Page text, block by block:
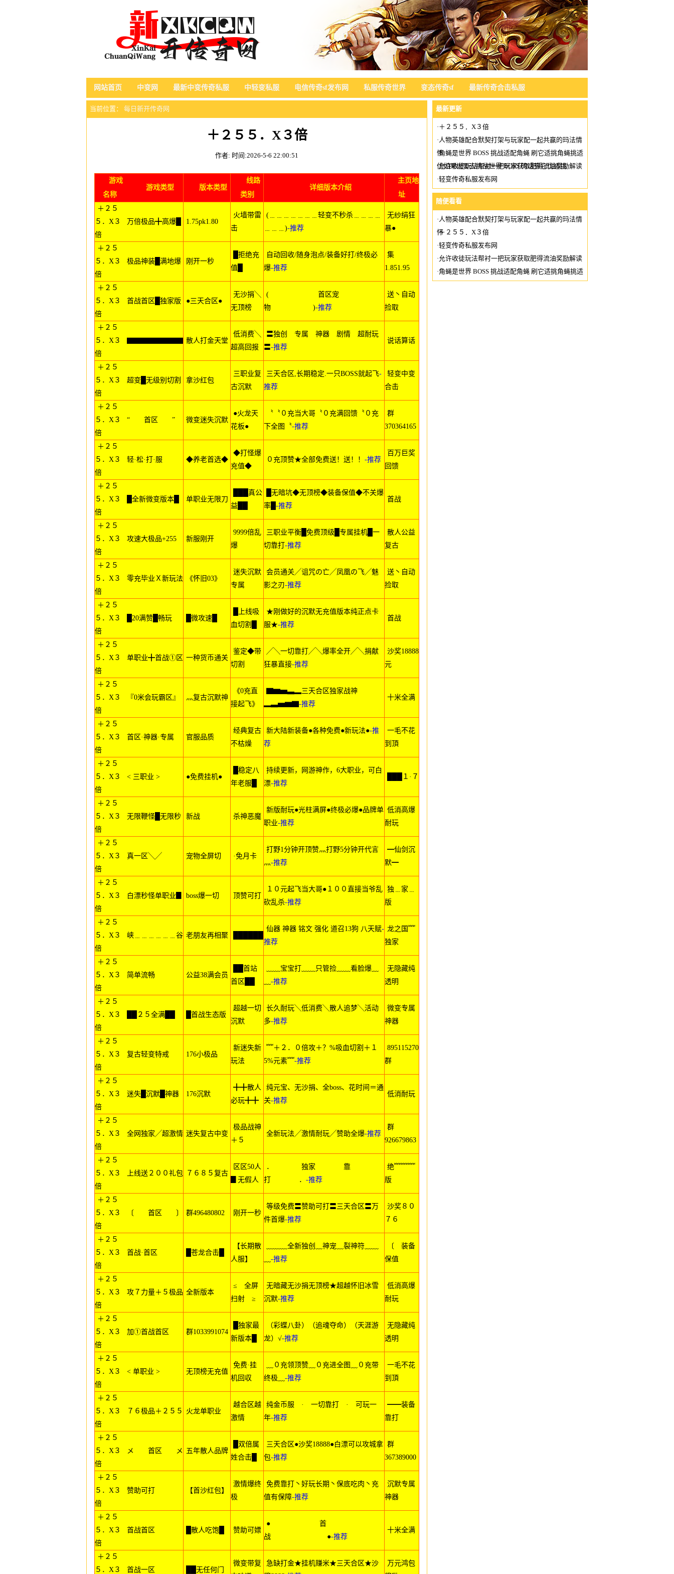
网站首页 中变网 最新中变传奇私服 中轻变私服 电信传奇sf发布网 私服传奇世界 变态传奇sf 最新传奇合击私服
当前位置： 每日新开传奇网
＋２５５．X３倍
作者: 时间:2026-5-6 22:00:51
游戏
名称
游戏类型 版本类型
线路
类别
详细版本介绍
主页地
址
＋２５
５．X３
倍
万倍极品╋高爆█ 1.75pk1.80
火墙带雷
击
(﹍﹍﹍﹍﹍﹍﹍轻变不秒杀﹍﹍﹍﹍
﹍﹍﹍)-推荐
无纱绢狂
暴●
＋２５
５．X３
倍
极品神装█满地爆 刚开一秒
█拒绝充
值█
自动回收/随身泡点/装备好打/终极必
爆-推荐
集
1.851.95
＋２５
５．X３
倍
首战首区█独家版 ●三天合区●
无沙捐╲
无顶榜
( 首区宠
物 )-推荐
送丶自动
捡取
＋２５
５．X３
倍
散人打金天堂
低消费╲
超高回报
〓独创 专属 神器 剧情 超耐玩
〓-推荐
说话算话
＋２５
５．X３
倍
超变█无级别切割 拿沙红包
三职业复
古沉默
三天合区,长期稳定.一只BOSS就起飞-
推荐
轻变中变
合击
＋２５
５．X３
倍
“ 首区 ” 微变迷失沉默
●火龙天
花板●
〝〝０充当大哥〝０充满回馈〝０充
下全图〝-推荐
群
370364165
＋２５
５．X３
倍
轻·松·打·服 ◆养老首选◆
◆打怪爆
充值◆
０充顶赞★全部免费送！送！！ -推荐
百万巨奖
回馈
＋２５
５．X３
倍
█全新微变版本█ 单职业无限刀
███真公
益██
█无暗坑◆无顶榜◆装备保值◆不关爆
率█ -推荐
首战
＋２５
５．X３
倍
攻速大极品+255 新服刚开
9999倍乱
爆
三职业平衡█免费顶级█专属挂机█一
切靠打 -推荐
散人公益
复古
＋２５
５．X３
倍
零充毕业Ｘ新玩法 《怀旧03》
迷失沉默
专属
会员通关╱诅咒の亡╱凤凰の飞╱魅
影之刃-推荐
送丶自动
捡取
＋２５
５．X３
倍
█20满赞█畅玩 █微攻速█
█上线吸
血切割█
★刚做好的沉默无充值版本纯正点卡
服★-推荐
首战
＋２５
５．X３
倍
单职业╋首战①区 一种货币通关
鉴定◆带
切割
╱╲一切靠打╱╲爆率全开╱╲捐献
狂暴直接-推荐
沙奖18888
元
＋２５
５．X３
倍
『0米会玩霸区』 灬复古沉默神
《0充直
接起飞》
▇▆▅▃▂三天合区独家战神
▂▃▅▆▇ -推荐
十米全满
＋２５
５．X３
倍
首区·神器·专属 官服品质
经典复古
不枯燥
新大陆新装备●各种免费●新玩法●-推
荐
一毛不花
到頂
＋２５
５．X３
倍
< 三职业 > ●免费挂机●
█稳定八
年老服█
持续更新，网游神作，6大职业，可白
漂-推荐
███１·７
＋２５
５．X３
倍
无限鞭怪█无限秒 新战 杀神恶魔
新版耐玩●光柱满屏●终极必爆●品牌单
职业-推荐
低消高爆
耐玩
＋２５
５．X３
倍
真一区╲╱ 宠物全屏切 ·免月卡
打野1分钟开顶赞灬打野5分钟开代言
灬-推荐
━仙剑沉
默━
＋２５
５．X３
倍
白漂秒怪单职业▊ boss爆一切 顶赞可打
１０元起飞当大哥●１００直接当爷乱
砍乱杀-推荐
独﹍家﹍
版
＋２５
５．X３
倍
峡﹍﹍﹍﹍﹍﹍谷 老朋友再相聚
仙器 神器 铭文 强化 道召13狗 八天赋-
推荐
龙之国﹌
独家
＋２５
５．X３
倍
简单流畅 公益38满会员
██首站
首区██
﹏﹏宝宝打﹏﹏只管捡﹏﹏看脸爆﹏
-推荐
无隐藏纯
透明
＋２５
５．X３
倍
██２５全满██ █首战生态版
超越一切
沉默
长久耐玩╲低消费╲散人追梦╲活动
多-推荐
微变专属
神器
＋２５
５．X３
倍
复古轻变特戒 176小极品
新迷失新
玩法
﹌＋２．０倍攻＋？%吸血切割＋１
5%元素﹌-推荐
895115270
群
＋２５
５．X３
倍
迷失█沉默█神器 176沉默
╋╋散人
必玩╋╋
纯元宝、无沙捐、全boss、花时间＝通
关-推荐
低消耐玩
＋２５
５．X３
倍
全网独家╱超激情 迷失复古中变
极品战神
＋５
全新玩法╱激情耐玩╱赞助全爆-推荐
群
926679863
＋２５
５．X３
倍
上线送２００礼包 ７６８５复古
区区50人
▊无假人
． 独家 靠
打 ． -推荐
绝﹌﹌﹌
版
＋２５
５．X３
倍
〔 首区 〕 群496480802 刚开一秒
等级免费〓赞助可打〓三天合区〓万
件首爆-推荐
沙奖８０
７６
＋２５
５．X３
倍
首战·首区 █苍龙合击█
【长期散
人服】
﹏﹏﹏全新独创﹏神宠﹏裂神符﹏﹏
-推荐
〔 装备
保值
＋２５
５．X３
倍
攻７力量＋５极品 全新版本
≤ 全屏
扫射 ≥
无暗藏无沙捐无顶榜★超越怀旧冰雪
沉默-推荐
低消高爆
耐玩
＋２５
５．X３
倍
加①首战首区 群1033991074
█独家最
新版本█
（彩蝶八卦）（追魂夺命）（天涯游
龙）√-推荐
无隐藏纯
透明
＋２５
５．X３
倍
< 单职业 > 无顶榜无充值
免费·挂
机回収
﹏０充领顶赞﹏０充进全图﹏０充带
终极﹏ -推荐
一毛不花
到頂
＋２５
５．X３
倍
７６极品＋２５５ 火龙单职业
越合区越
激情
纯金币服 · 一切靠打 · 可玩一
年-推荐
━━装备
靠打
＋２５
５．X３
倍
メ 首区 メ 五年散人品牌
█双倍属
姓合击█
三天合区●沙奖18888●白漂可以攻城拿
包-推荐
群
367389000
＋２５
５．X３
倍
赞助可打 【首沙红包】
激情爆终
极
免费靠打丶好玩长期丶保底吃肉丶充
值有保障-推荐
沉默专属
神器
＋２５
５．X３
倍
首战首区 █散人吃饱█ 赞助可嫖
● 首
战 ●-推荐
十米全满
＋２５
５．X３
首战一区 ██无任何门
微变带复
急缺打金★挂机赚米★三天合区★沙
万元鸿包
最新更新
·＋２５５．X３倍
·人物英雄配合默契打架与玩家配一起共赢的玛法情
怀
·角蝇是世界 BOSS 挑战适配角蝇 刷它适挑角蝇挑适
优如果说要去挑战世界 BOSS 的话靠它优适挑
·允许收徒玩法帮衬一把玩家获取肥得流油奖励解读
·轻变传奇私服发布网
随便看看
·人物英雄配合默契打架与玩家配一起共赢的玛法情
怀
·＋２５５．X３倍
·轻变传奇私服发布网
·允许收徒玩法帮衬一把玩家获取肥得流油奖励解读
·角蝇是世界 BOSS 挑战适配角蝇 刷它适挑角蝇挑适